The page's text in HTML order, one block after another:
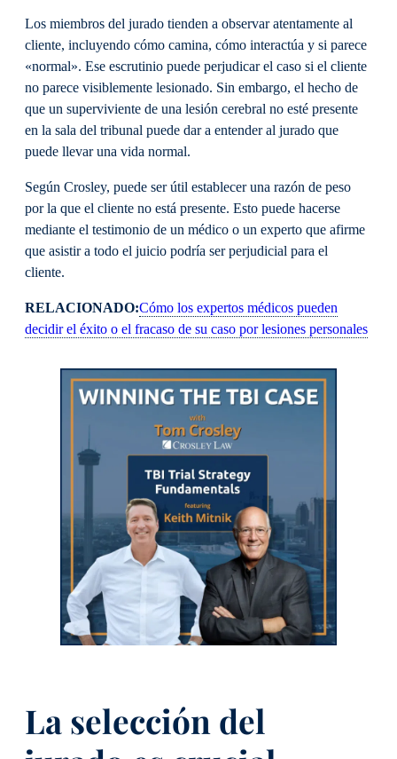
Los miembros del jurado tienden a observar atentamente al
cliente, incluyendo cómo camina, cómo interactúa y si parece
«normal». Ese escrutinio puede perjudicar el caso si el cliente
no parece visiblemente lesionado. Sin embargo, el hecho de
que un superviviente de una lesión cerebral no esté presente
en la sala del tribunal puede dar a entender al jurado que
puede llevar una vida normal.
Según Crosley, puede ser útil establecer una razón de peso
por la que el cliente no está presente. Esto puede hacerse
mediante el testimonio de un médico o un experto que afirme
que asistir a todo el juicio podría ser perjudicial para el
cliente.
RELACIONADO:Cómo los expertos médicos pueden
decidir el éxito o el fracaso de su caso por lesiones personales
La selección del